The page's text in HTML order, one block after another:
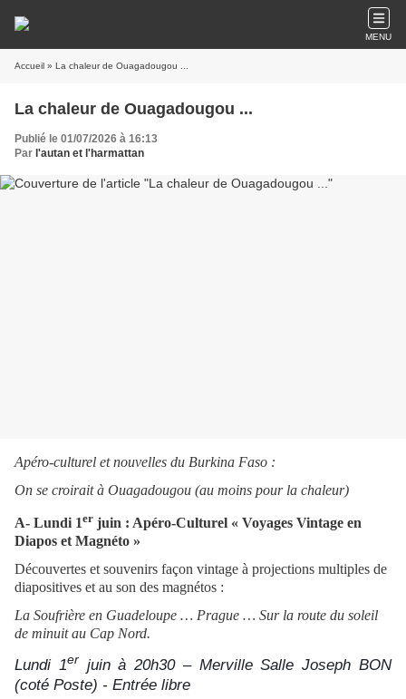
MENU
Accueil » La chaleur de Ouagadougou ...
La chaleur de Ouagadougou ...
Publié le 01/07/2026 à 16:13
Par l'autan et l'harmattan
Apéro-culturel et nouvelles du Burkina Faso :
On se croirait à Ouagadougou (au moins pour la chaleur)
A- Lundi 1er juin : Apéro-Culturel « Voyages Vintage en
Diapos et Magnéto »
Découvertes et souvenirs façon vintage à projections multiples de
diapositives et au son des magnétos :
La Soufrière en Guadeloupe … Prague … Sur la route du soleil
de minuit au Cap Nord.
Lundi 1er juin à 20h30 – Merville Salle Joseph BON
(coté Poste) - Entrée libre